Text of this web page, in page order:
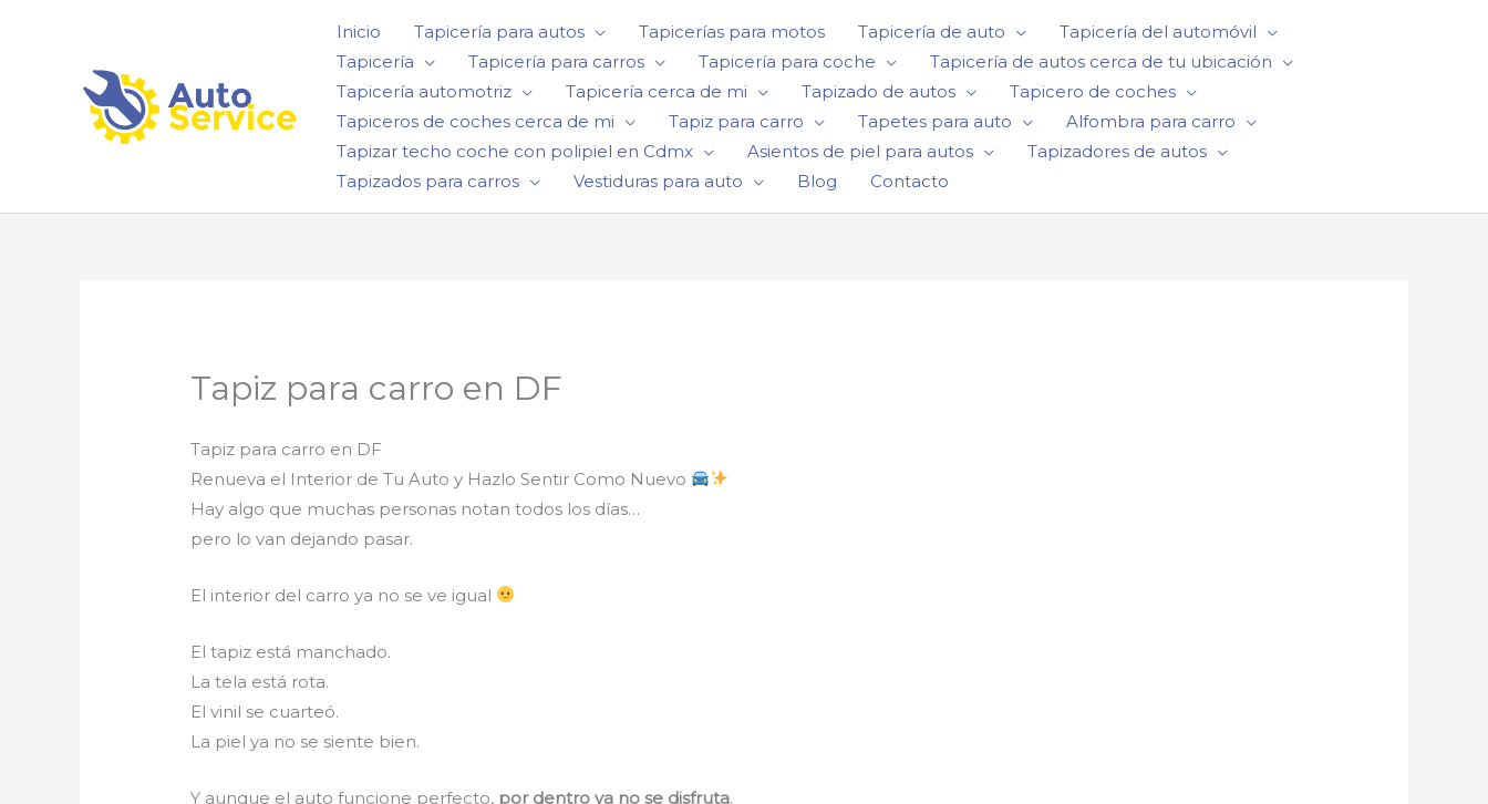
Inicio Tapicería para autos Tapicerías para motos Tapicería de auto
Tapicería del automóvil
Tapicería
Tapicería para carros Tapicería para coche
Tapicería de autos cerca de tu ubicación
Tapicería automotriz
Tapicería cerca de mi Tapizado de autos
Tapicero de coches
Tapiceros de coches cerca de mi
Tapiz para carro Tapetes para auto
Alfombra para carro
Tapizar techo coche con polipiel en Cdmx
Asientos de piel para autos
Tapizadores de autos
Tapizados para carros
Vestiduras para auto Blog Contacto
Tapiz para carro en DF
Tapiz para carro en DF
Renueva el Interior de Tu Auto y Hazlo Sentir Como Nuevo
Hay algo que muchas personas notan todos los días…
pero lo van dejando pasar.
El interior del carro ya no se ve igual
El tapiz está manchado.
La tela está rota.
El vinil se cuarteó.
La piel ya no se siente bien.
Y aunque el auto funcione perfecto, por dentro ya no se disfruta.